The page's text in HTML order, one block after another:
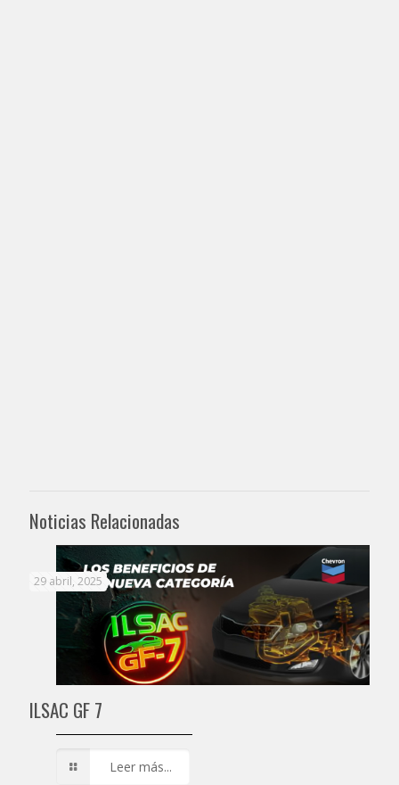
Noticias Relacionadas
29 abril, 2025
ILSAC GF 7
Leer más...